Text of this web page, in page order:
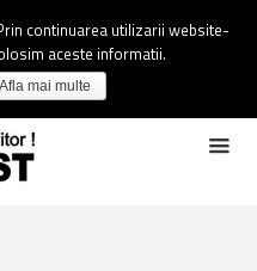
continuarea utilizarii website-
aceste informatii.
Afla mai multe